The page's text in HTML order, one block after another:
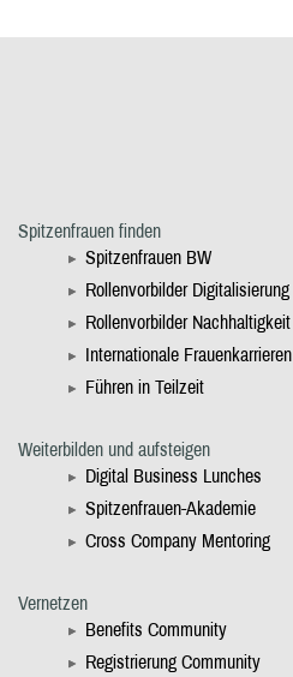
Spitzenfrauen finden
Spitzenfrauen BW
Rollenvorbilder Digitalisierung
Rollenvorbilder Nachhaltigkeit
Internationale Frauenkarrieren
Führen in Teilzeit
Weiterbilden und aufsteigen
Digital Business Lunches
Spitzenfrauen-Akademie
Cross Company Mentoring
Vernetzen
Benefits Community
Registrierung Community